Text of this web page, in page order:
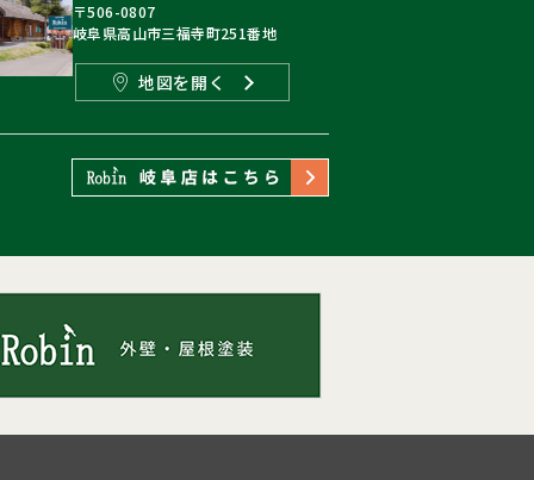
〒506-0807
岐阜県高山市三福寺町251番地
地図を開く